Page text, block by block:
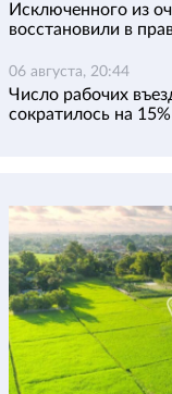
Исключенного из
восстановили в
06 августа, 20:44
Число рабочих
сократилось на 15%